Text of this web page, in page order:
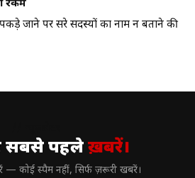
रकम
जाने पर दूसरे सदस्यों का नाम न बताने की
सबसे पहलेख़बरें।
— कोई स्पैम नहीं, सिर्फ ज़रूरी खबरें।